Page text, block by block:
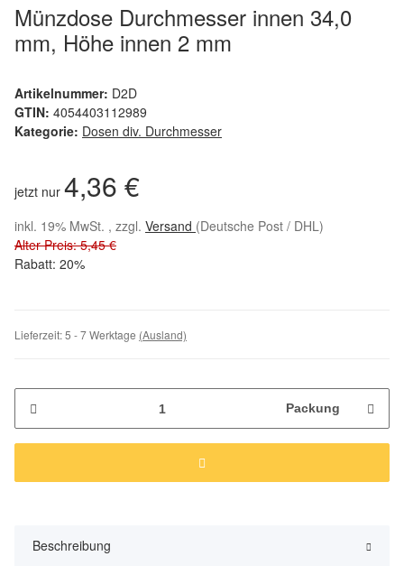
Münzdose Durchmesser innen 34,0
mm, Höhe innen 2 mm
Artikelnummer: D2D
GTIN: 4054403112989
Kategorie: Dosen div. Durchmesser
jetzt nur 4,36 €
inkl. 19% MwSt. , zzgl. Versand (Deutsche Post / DHL)
Alter Preis: 5,45 €
Rabatt: 20%
Lieferzeit:5 - 7 Werktage (Ausland)
Packung
Beschreibung